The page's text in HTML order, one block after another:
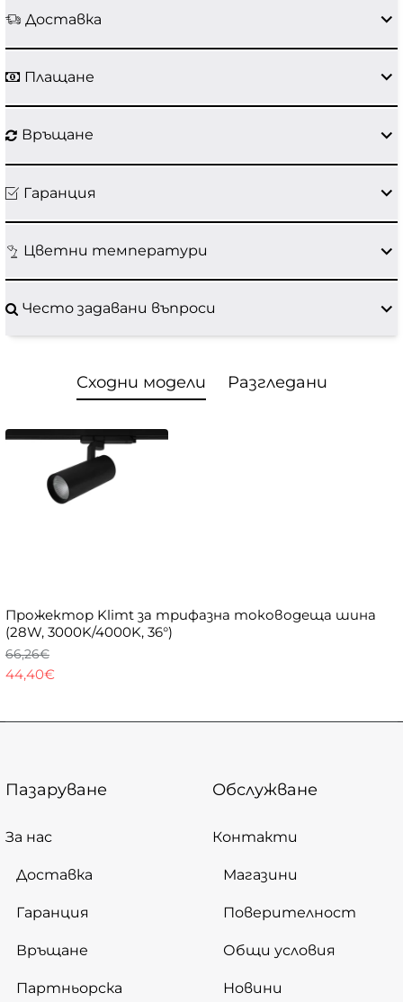
Доставка
Плащане
Връщане
Гаранция
Цветни температури
Често задавани въпроси
Сходни модели Разгледани
Прожектор Klimt за трифазна тоководеща шина
(28W, 3000K/4000K, 36°)
44,40€
66,26€
Пазаруване
За нас
Доставка
Гаранция
Връщане
Партньорска
Обслужване
Контакти
Магазини
Поверителност
Общи условия
Новини